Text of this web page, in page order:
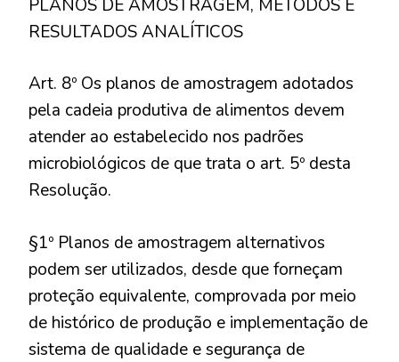
PLANOS DE AMOSTRAGEM, MÉTODOS E
RESULTADOS ANALÍTICOS
Art. 8º Os planos de amostragem adotados
pela cadeia produtiva de alimentos devem
atender ao estabelecido nos padrões
microbiológicos de que trata o art. 5º desta
Resolução.
§1º Planos de amostragem alternativos
podem ser utilizados, desde que forneçam
proteção equivalente, comprovada por meio
de histórico de produção e implementação de
sistema de qualidade e segurança de